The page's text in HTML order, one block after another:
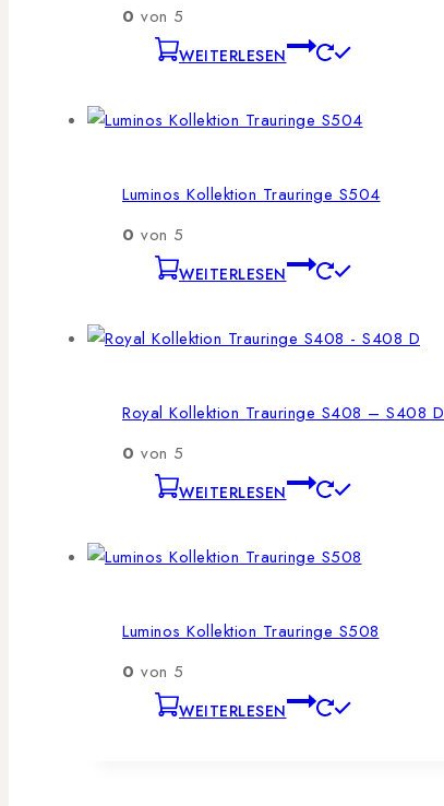
0 von 5
WEITERLESEN
Luminos Kollektion Trauringe S504
0 von 5
WEITERLESEN
Royal Kollektion Trauringe S408 – S408 D
0 von 5
WEITERLESEN
Luminos Kollektion Trauringe S508
0 von 5
WEITERLESEN